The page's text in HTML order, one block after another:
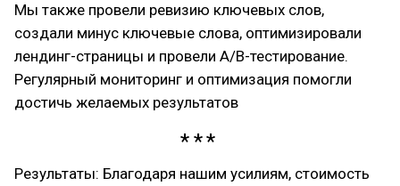
Мы также провели ревизию ключевых слов,
создали минус ключевые слова, оптимизировали
лендинг-страницы и провели A/B-тестирование.
Регулярный мониторинг и оптимизация помогли
достичь желаемых результатов
Результаты: Благодаря нашим усилиям, стоимость